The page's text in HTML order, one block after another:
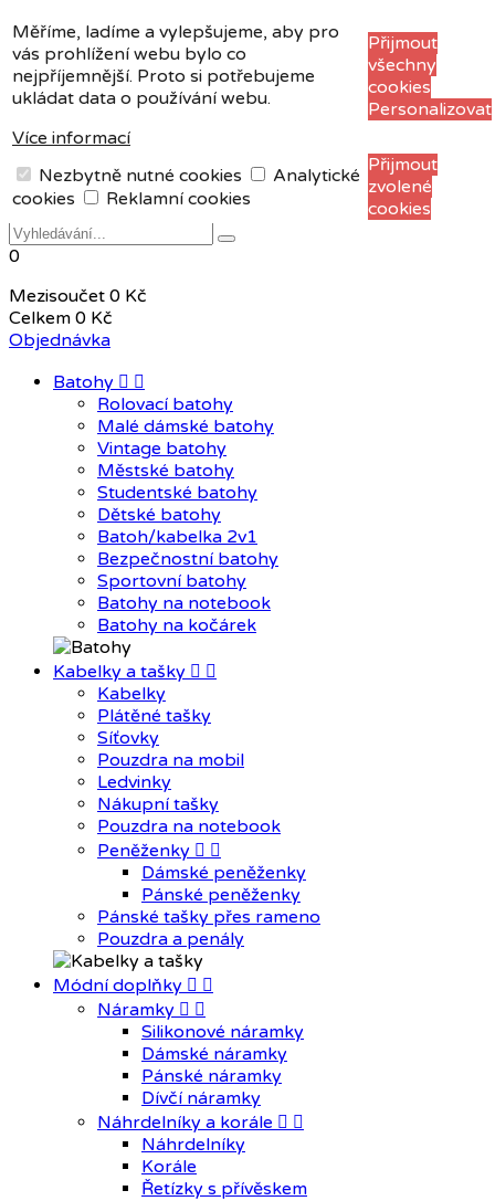
Měříme, ladíme a vylepšujeme, aby pro
vás prohlížení webu bylo co
nejpříjemnější. Proto si potřebujeme
ukládat data o používání webu.
Více informací
Přijmout
všechny
cookies
Personalizovat
Nezbytně nutné cookies
Analytické
cookies
Reklamní cookies
Přijmout
zvolené
cookies
Měna:
CZK
CZK
EUR
+420 604 408 411
Přihlásit se Registrace
0
Mezisoučet 0 Kč
Celkem 0 Kč
Objednávka
Batohy  
Rolovací batohy
Malé dámské batohy
Vintage batohy
Městské batohy
Studentské batohy
Dětské batohy
Batoh/kabelka 2v1
Bezpečnostní batohy
Sportovní batohy
Batohy na notebook
Batohy na kočárek
Kabelky a tašky  
Kabelky
Plátěné tašky
Síťovky
Pouzdra na mobil
Ledvinky
Nákupní tašky
Pouzdra na notebook
Peněženky  
Dámské peněženky
Pánské peněženky
Pánské tašky přes rameno
Pouzdra a penály
Módní doplňky  
Náramky  
Silikonové náramky
Dámské náramky
Pánské náramky
Dívčí náramky
Náhrdelníky a korále  
Náhrdelníky
Korále
Řetízky s přívěskem